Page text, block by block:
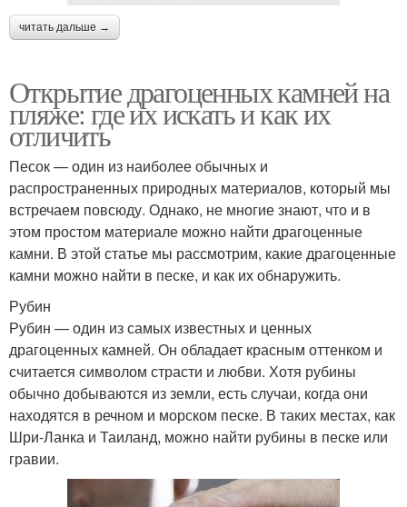
читать дальше →
Открытие драгоценных камней на
пляже: где их искать и как их
отличить
Песок — один из наиболее обычных и
распространенных природных материалов, который мы
встречаем повсюду. Однако, не многие знают, что и в
этом простом материале можно найти драгоценные
камни. В этой статье мы рассмотрим, какие драгоценные
камни можно найти в песке, и как их обнаружить.
Рубин
Рубин — один из самых известных и ценных
драгоценных камней. Он обладает красным оттенком и
считается символом страсти и любви. Хотя рубины
обычно добываются из земли, есть случаи, когда они
находятся в речном и морском песке. В таких местах, как
Шри-Ланка и Таиланд, можно найти рубины в песке или
гравии.